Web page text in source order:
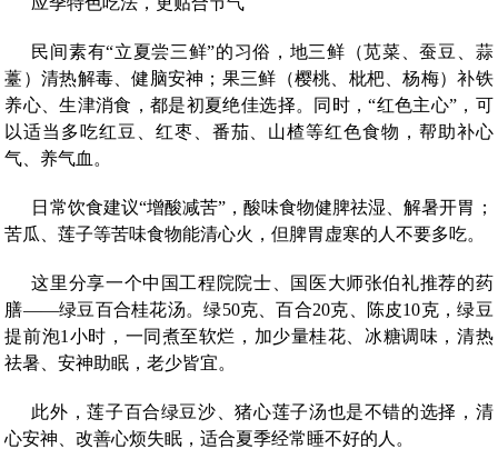
民间素有“立夏尝三鲜”的习俗，地三鲜（苋菜、蚕豆、蒜
薹）清热解毒、健脑安神；果三鲜（樱桃、枇杷、杨梅）补铁
养心、生津消食，都是初夏绝佳选择。同时，“红色主心”，可
以适当多吃红豆、红枣、番茄、山楂等红色食物，帮助补心
气、养气血。
日常饮食建议“增酸减苦”，酸味食物健脾祛湿、解暑开胃；
苦瓜、莲子等苦味食物能清心火，但脾胃虚寒的人不要多吃。
这里分享一个中国工程院院士、国医大师张伯礼推荐的药
膳——绿豆百合桂花汤。绿50克、百合20克、陈皮10克，绿豆
提前泡1小时，一同煮至软烂，加少量桂花、冰糖调味，清热
祛暑、安神助眠，老少皆宜。
此外，莲子百合绿豆沙、猪心莲子汤也是不错的选择，清
心安神、改善心烦失眠，适合夏季经常睡不好的人。